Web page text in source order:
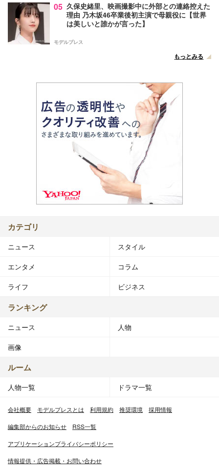
05 久保史緒里、映画撮影中に外部との連絡控えた
理由 乃木坂46卒業後初主演で母親役に【世界
は美しいと誰かが言った】
モデルプレス
もっとみる
カテゴリ
ニュース スタイル
エンタメ コラム
ライフ ビジネス
ランキング
ニュース 人物
画像
ルーム
人物一覧 ドラマ一覧
会社概要 モデルプレスとは 利用規約 推奨環境 採用情報
編集部からのお知らせ RSS一覧
アプリケーションプライバシーポリシー
情報提供・広告掲載・お問い合わせ